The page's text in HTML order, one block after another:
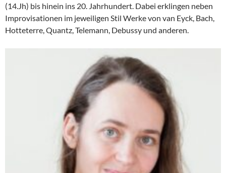
(14.Jh) bis hinein ins 20. Jahrhundert. Dabei erklingen neben
Improvisationen im jeweiligen Stil Werke von van Eyck, Bach,
Hotteterre, Quantz, Telemann, Debussy und anderen.